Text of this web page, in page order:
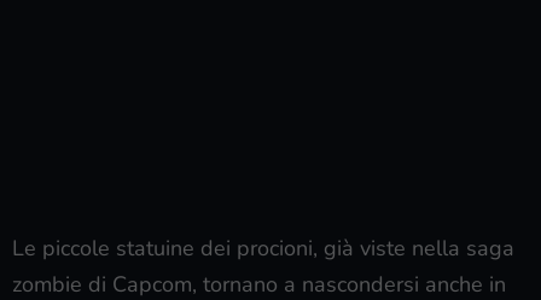
Le piccole statuine dei procioni, già viste nella saga
zombie di Capcom, tornano a nascondersi anche in